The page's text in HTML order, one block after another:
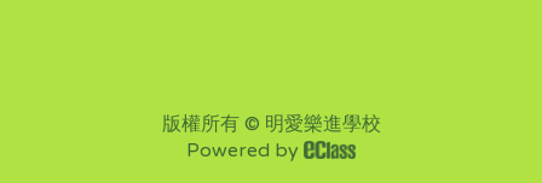
版權所有 © 明愛樂進學校
Powered by